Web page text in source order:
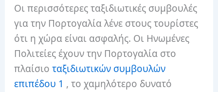
Οι περισσότερες ταξιδιωτικές συμβουλές
για την Πορτογαλία λένε στους τουρίστες
ότι η χώρα είναι ασφαλής. Οι Ηνωμένες
Πολιτείες έχουν την Πορτογαλία στο
πλαίσιοταξιδιωτικών συμβουλών
επιπέδου 1 , το χαμηλότερο δυνατό